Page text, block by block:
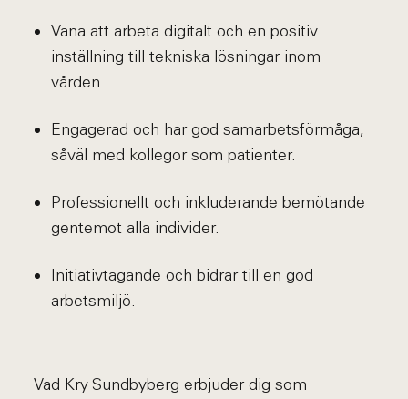
Vana att arbeta digitalt och en positiv
inställning till tekniska lösningar inom
vården.
Engagerad och har god samarbetsförmåga,
såväl med kollegor som patienter.
Professionellt och inkluderande bemötande
gentemot alla individer.
Initiativtagande och bidrar till en god
arbetsmiljö.
Vad Kry Sundbyberg erbjuder dig som